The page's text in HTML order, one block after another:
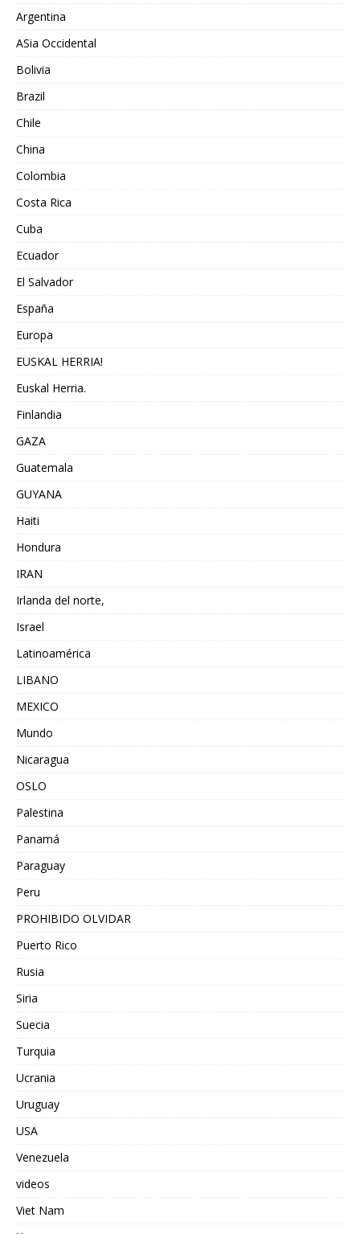
Argentina
ASia Occidental
Bolivia
Brazil
Chile
China
Colombia
Costa Rica
Cuba
Ecuador
El Salvador
España
Europa
EUSKAL HERRIA!
Euskal Herria.
Finlandia
GAZA
Guatemala
GUYANA
Haiti
Hondura
IRAN
Irlanda del norte,
Israel
Latinoamérica
LIBANO
MEXICO
Mundo
Nicaragua
OSLO
Palestina
Panamá
Paraguay
Peru
PROHIBIDO OLVIDAR
Puerto Rico
Rusia
Siria
Suecia
Turquia
Ucrania
Uruguay
USA
Venezuela
videos
Viet Nam